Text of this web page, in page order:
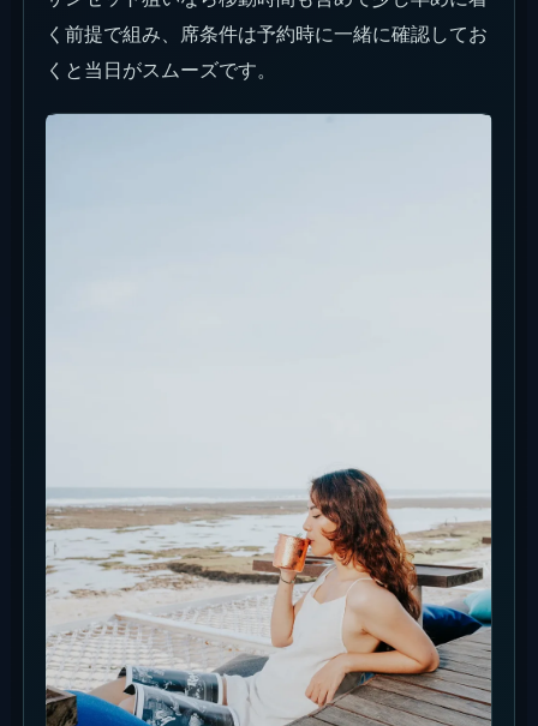
く前提で組み、席条件は予約時に一緒に確認してお
くと当日がスムーズです。